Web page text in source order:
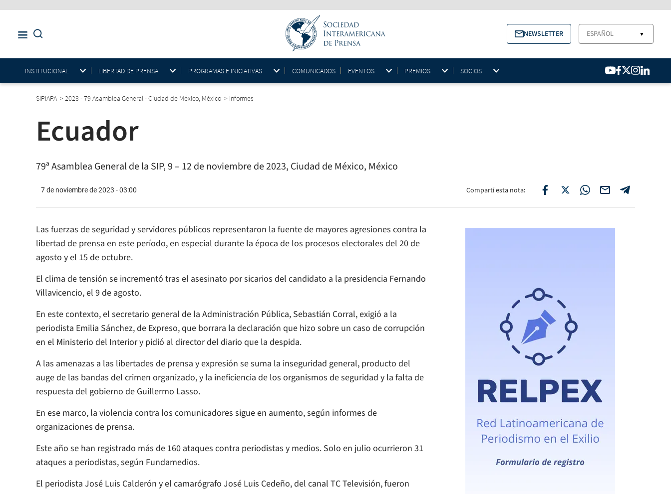
NEWSLETTER ESPAÑOL ▼
INSTITUCIONAL LIBERTAD DE PRENSA PROGRAMAS E INICIATIVAS COMUNICADOS EVENTOS PREMIOS SOCIOS
SIPIAPA >2023 - 79 Asamblea General - Ciudad de México, México > Informes
Ecuador
79ª Asamblea General de la SIP, 9 – 12 de noviembre de 2023, Ciudad de México, México
7 de noviembre de 2023 - 03:00 Compartí esta nota:
Las fuerzas de seguridad y servidores públicos representaron la fuente de mayores agresiones contra la
libertad de prensa en este período, en especial durante la época de los procesos electorales del 20 de
agosto y el 15 de octubre.
El clima de tensión se incrementó tras el asesinato por sicarios del candidato a la presidencia Fernando
Villavicencio, el 9 de agosto.
En este contexto, el secretario general de la Administración Pública, Sebastián Corral, exigió a la
periodista Emilia Sánchez, de Expreso, que borrara la declaración que hizo sobre un caso de corrupción
en el Ministerio del Interior y pidió al director del diario que la despida.
A las amenazas a las libertades de prensa y expresión se suma la inseguridad general, producto del
auge de las bandas del crimen organizado, y la ineficiencia de los organismos de seguridad y la falta de
respuesta del gobierno de Guillermo Lasso.
En ese marco, la violencia contra los comunicadores sigue en aumento, según informes de
organizaciones de prensa.
Este año se han registrado más de 160 ataques contra periodistas y medios. Solo en julio ocurrieron 31
ataques a periodistas, según Fundamedios.
El periodista José Luis Calderón y el camarógrafo José Luis Cedeño, del canal TC Televisión, fueron